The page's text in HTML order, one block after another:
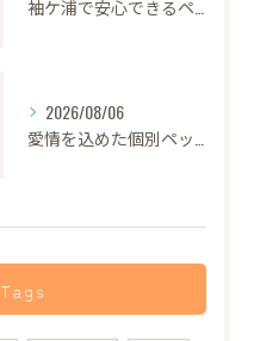
2026/08/06
Tags